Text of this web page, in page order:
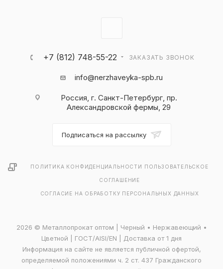
+7 (812) 748-55-22 ЗАКАЗАТЬ ЗВОНОК
info@nerzhaveyka-spb.ru
Россия, г. Санкт-Петербург, пр.
Александровской фермы, 29
Подписаться на рассылку
ПОЛИТИКА КОНФИДЕНЦИАЛЬНОСТИ ПОЛЬЗОВАТЕЛЬСКОЕ
СОГЛАШЕНИЕ
СОГЛАСИЕ НА ОБРАБОТКУ ПЕРСОНАЛЬНЫХ ДАННЫХ
2026 © Металлопрокат оптом | Черный • Нержавеющий •
Цветной | ГОСТ/AISI/EN | Доставка от 1 дня
Информация на сайте не является публичной офертой,
определяемой положениями ч. 2 ст. 437 Гражданского